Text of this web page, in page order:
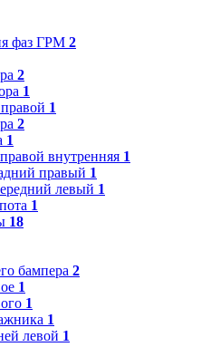
фаз ГРМ 2
2
1
1
2
1
внутренняя 1
правый 1
левый 1
1
18
бампера 2
1
1
1
левой 1